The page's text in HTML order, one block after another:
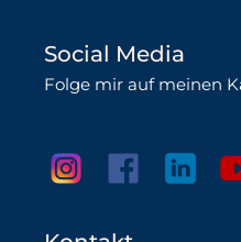
Social Media
Folge mir auf meinen